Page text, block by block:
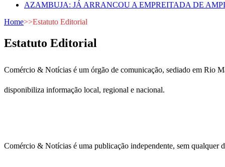
AZAMBUJA: JÁ ARRANCOU A EMPREITADA DE
Home>>Estatuto Editorial
Estatuto Editorial
Comércio & Notícias é um órgão de comunicação, sediado em Rio
disponibiliza informação local, regional e nacional.
Comércio & Notícias é uma publicação independente, sem qualquer